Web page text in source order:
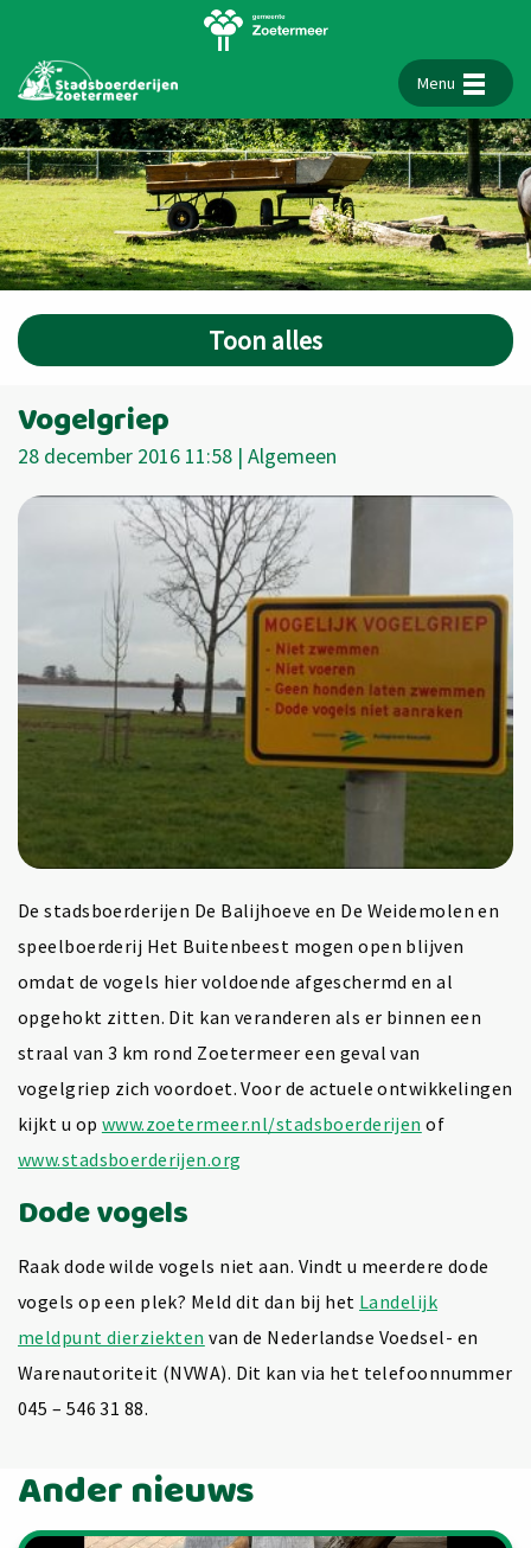
Menu
Toon alles
Vogelgriep
28 december 2016 11:58 | Algemeen
De stadsboerderijen De Balijhoeve en De Weidemolen en
speelboerderij Het Buitenbeest mogen open blijven
omdat de vogels hier voldoende afgeschermd en al
opgehokt zitten. Dit kan veranderen als er binnen een
straal van 3 km rond Zoetermeer een geval van
vogelgriep zich voordoet. Voor de actuele ontwikkelingen
kijkt u op www.zoetermeer.nl/stadsboerderijen of
www.stadsboerderijen.org
Dode vogels
Raak dode wilde vogels niet aan. Vindt u meerdere dode
vogels op een plek? Meld dit dan bij het Landelijk
meldpunt dierziekten van de Nederlandse Voedsel- en
Warenautoriteit (NVWA). Dit kan via het telefoonnummer
045 – 546 31 88.
Ander nieuws